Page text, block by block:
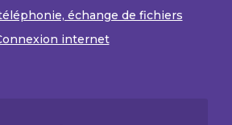
échange de fichiers
internet